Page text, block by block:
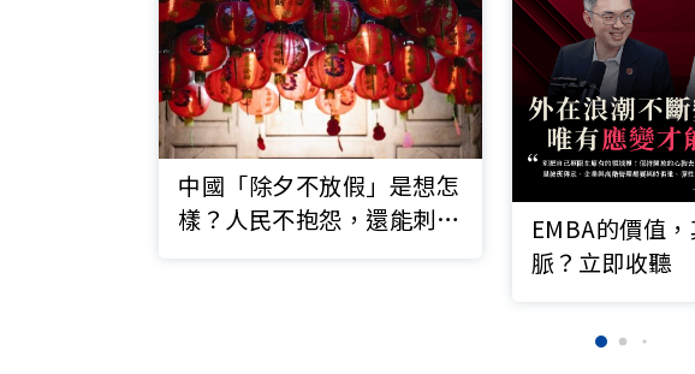
中國「除夕不放假」是想怎
樣？人民不抱怨，還能刺激
EMBA的價值
脈？立即收聽